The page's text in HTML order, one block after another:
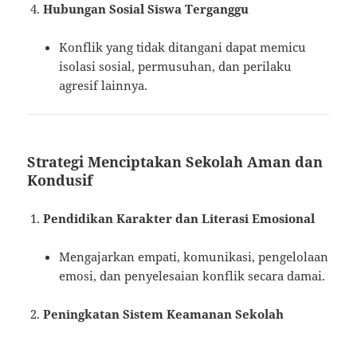
Hubungan Sosial Siswa Terganggu
Konflik yang tidak ditangani dapat memicu
isolasi sosial, permusuhan, dan perilaku
agresif lainnya.
Strategi Menciptakan Sekolah Aman dan
Kondusif
Pendidikan Karakter dan Literasi Emosional
Mengajarkan empati, komunikasi, pengelolaan
emosi, dan penyelesaian konflik secara damai.
Peningkatan Sistem Keamanan Sekolah